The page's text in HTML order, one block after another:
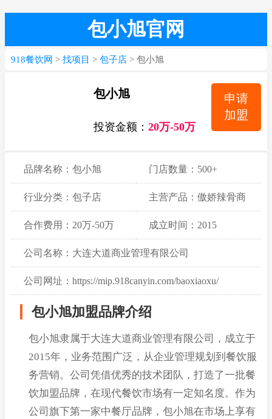
包小旭官网
918餐饮网 > 找项目 > 包子店 > 包小旭
包小旭
投资金额： 20万-50万
申请
加盟
品牌名称：包小旭 门店数量：500+
行业分类：包子店 主营产品：傲娇辣骨商
业餐 黑米红豆粥 奥尔
良鸡腿包
合作费用：20万-50万 成立时间：2015
公司名称：大连大道商业管理有限公司
公司网址：https://mip.918canyin.com/baoxiaoxu/
包小旭加盟品牌介绍
包小旭隶属于大连大道商业管理有限公司，成立于
2015年，业务范围广泛，从企业管理规划到餐饮服
务营销。公司凭借优秀的技术团队，打造了一批餐
饮加盟品牌，在现代餐饮市场有一定知名度。作为
公司旗下第一家中餐厅品牌，包小旭在市场上享有